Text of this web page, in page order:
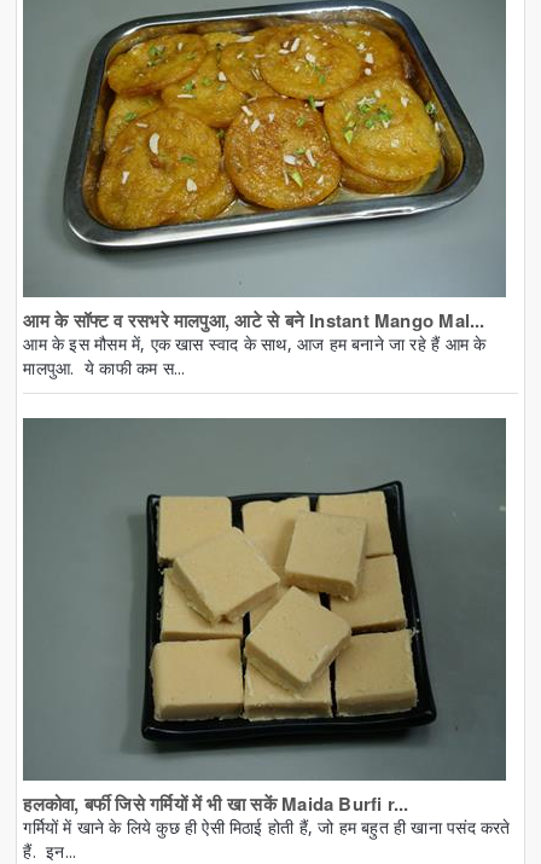
आम के सॉफ्ट व रसभरे मालपुआ, आटे से बने Instant Mango Mal...
आम के इस मौसम में, एक खास स्वाद के साथ, आज हम बनाने जा रहे हैं आम के
मालपुआ. ये काफी कम स...
हलकोवा, बर्फी जिसे गर्मियों में भी खा सकें Maida Burfi r...
गर्मियों में खाने के लिये कुछ ही ऐसी मिठाई होती हैं, जो हम बहुत ही खाना पसंद करते
हैं. इन...